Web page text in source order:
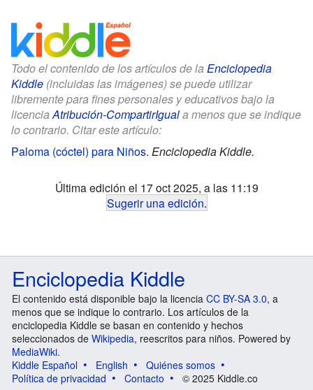
Todo el contenido de los artículos de la Enciclopedia
Kiddle (incluidas las imágenes) se puede utilizar
libremente para fines personales y educativos bajo la
licenciaAtribución-CompartirIguala menos que se indique
lo contrario. Citar este artículo:
Paloma (cóctel) para Niños. Enciclopedia Kiddle.
Última edición el 17 oct 2025, a las 11:19
Sugerir una edición.
Enciclopedia Kiddle
El contenido está disponible bajo la licencia CC BY-SA 3.0, a
menos que se indique lo contrario. Los artículos de la
enciclopedia Kiddle se basan en contenido y hechos
seleccionados de Wikipedia, reescritos para niños. Powered by
MediaWiki.
Kiddle Español
English
Quiénes somos
Política de privacidad
Contacto © 2025 Kiddle.co